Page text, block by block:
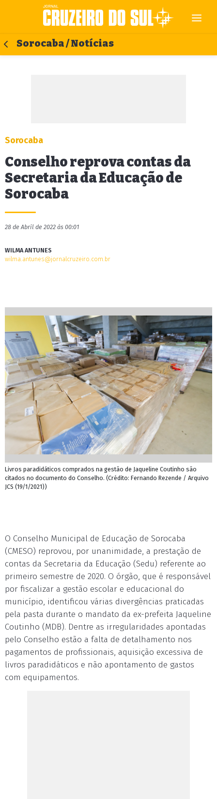
Sorocaba / Notícias
Sorocaba
Conselho reprova contas da
Secretaria da Educação de
Sorocaba
28 de Abril de 2022 às 00:01
WILMA ANTUNES
wilma.antunes@jornalcruzeiro.com.br
Livros paradidáticos comprados na gestão de Jaqueline Coutinho são
citados no documento do Conselho. (Crédito: Fernando Rezende / Arquivo
JCS (19/1/2021))
O Conselho Municipal de Educação de Sorocaba
(CMESO) reprovou, por unanimidade, a prestação de
contas da Secretaria da Educação (Sedu) referente ao
primeiro semestre de 2020. O órgão, que é responsável
por fiscalizar a gestão escolar e educacional do
município, identificou várias divergências praticadas
pela pasta durante o mandato da ex-prefeita Jaqueline
Coutinho (MDB). Dentre as irregularidades apontadas
pelo Conselho estão a falta de detalhamento nos
pagamentos de profissionais, aquisição excessiva de
livros paradidáticos e não apontamento de gastos
com equipamentos.